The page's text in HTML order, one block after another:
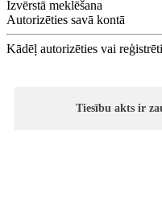
Izvērstā meklēšana
Autorizēties savā kontā
Kādēļ autorizēties vai
Tiesību akts ir